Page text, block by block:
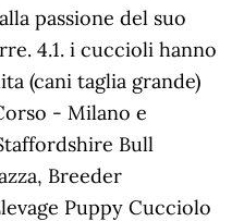
passione del suo
4.1. i cuccioli hanno
(cani taglia grande)
- Milano e
Bull
Breeder
Puppy Cucciolo